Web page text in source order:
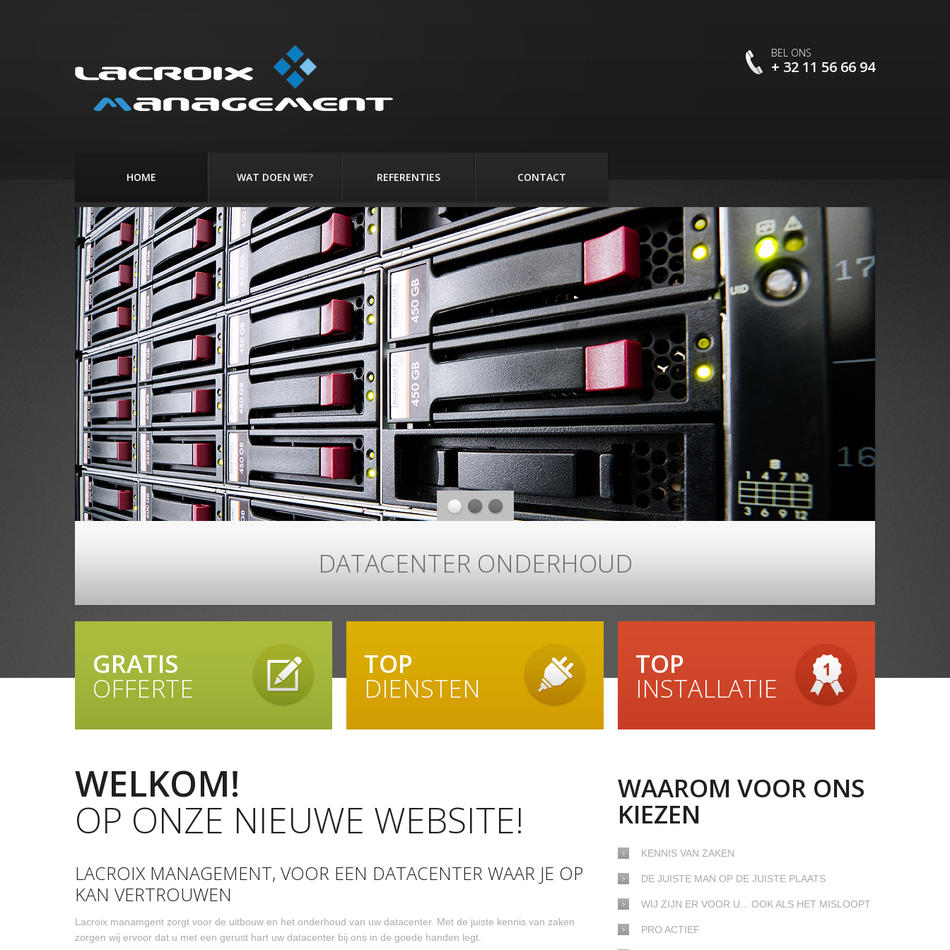
BEL ONS
+ 32 11 56 66 94
HOME WAT DOEN WE? REFERENTIES CONTACT
DATACENTER ONDERHOUD
GRATIS
OFFERTE
TOP
DIENSTEN
TOP
INSTALLATIE
WAAROM VOOR ONS
KIEZEN
KENNIS VAN ZAKEN
DE JUISTE MAN OP DE JUISTE PLAATS
WIJ ZIJN ER VOOR U... OOK ALS HET MISLOOPT
PRO ACTIEF
WELKOM!
OP ONZE NIEUWE WEBSITE!
LACROIX MANAGEMENT, VOOR EEN DATACENTER WAAR JE OP
KAN VERTROUWEN
Lacroix manamgent zorgt voor de uitbouw en het onderhoud van uw datacenter. Met de juiste kennis van zaken
zorgen wij ervoor dat u met een gerust hart uw datacenter bij ons in de goede handen legt.